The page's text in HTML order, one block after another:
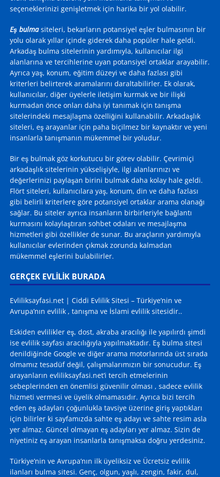
seçeneklerinizi genişletmek için harika bir yol olabilir.
Eş bulmasiteleri, bekarların potansiyel eşler bulmasının bir
yolu olarak yıllar içinde giderek daha popüler hale geldi.
Arkadaş bulma sitelerinin yardımıyla, kullanıcılar ilgi
alanlarına ve tercihlerine uyan potansiyel ortaklar arayabilir.
Ayrıca yaş, konum, eğitim düzeyi ve daha fazlası gibi
kriterleri belirterek aramalarını daraltabilirler. Ek olarak,
kullanıcılar, diğer üyelerle iletişim kurmak ve bir ilişki
kurmadan önce onları daha iyi tanımak için tanışma
sitelerindeki mesajlaşma özelliğini kullanabilir. Arkadaşlık
siteleri, eş arayanlar için paha biçilmez bir kaynaktır ve yeni
insanlarla tanışmanın mükemmel bir yoludur.
Bir eş bulmak göz korkutucu bir görev olabilir. Çevrimiçi
arkadaşlık sitelerinin yükselişiyle, ilgi alanlarınızı ve
değerlerinizi paylaşan birini bulmak daha kolay hale geldi.
Flört siteleri, kullanıcılara yaş, konum, din ve daha fazlası
gibi belirli kriterlere göre potansiyel ortaklar arama olanağı
sağlar. Bu siteler ayrıca insanların birbirleriyle bağlantı
kurmasını kolaylaştıran sohbet odaları ve mesajlaşma
hizmetleri gibi özellikler de sunar. Bu araçların yardımıyla
kullanıcılar evlerinden çıkmak zorunda kalmadan
mükemmel eşlerini bulabilirler.
GERÇEK EVLİLİK BURADA
Evliliksayfasi.net | Ciddi Evlilik Sitesi – Türkiye’nin ve
Avrupa’nın evlilik , tanışma ve İslami evlilik sitesidir..
Eskiden evlilikler eş, dost, akraba aracılığı ile yapılırdı şimdi
ise evlilik sayfası aracılığıyla yapılmaktadır. Eş bulma sitesi
denildiğinde Google ve diğer arama motorlarında üst sırada
olmamız tesadüf değil, çalışmalarımızın bir sonucudur. Eş
arayanların evliliksayfasi.net’i tercih etmelerinin
sebeplerinden en önemlisi güvenilir olması , sadece evlilik
hizmeti vermesi ve üyelik olmamasıdır. Ayrıca bizi tercih
eden eş adayları çoğunlukla tavsiye üzerine giriş yaptıkları
için bilirler ki sayfamızda sahte eş adayı ve sahte resim asla
yer almaz. Güncel olmayan eş adayları yer almaz. Sizin de
niyetiniz eş arayan insanlarla tanışmaksa doğru yerdesiniz.
Türkiye’nin ve Avrupa’nın ilk üyeliksiz ve Ücretsiz evlilik
ilanları bulma sitesi. Genç, olgun, yaşlı, zengin, fakir, dul,